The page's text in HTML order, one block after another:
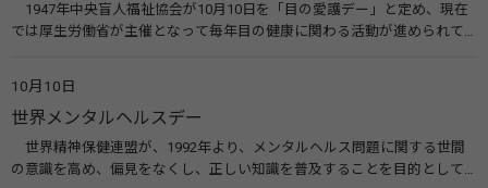
1947年中央盲人福祉協会が10月10日を「目の愛護デー」と定め、現在
では厚生労働省が主催となって毎年目の健康に関わる活動が進められて
会）
10月10日
世界メンタルヘルスデー
世界精神保健連盟が、1992年より、メンタルヘルス問題に関する世間
の意識を高め、偏見をなくし、正しい知識を普及することを目的として、